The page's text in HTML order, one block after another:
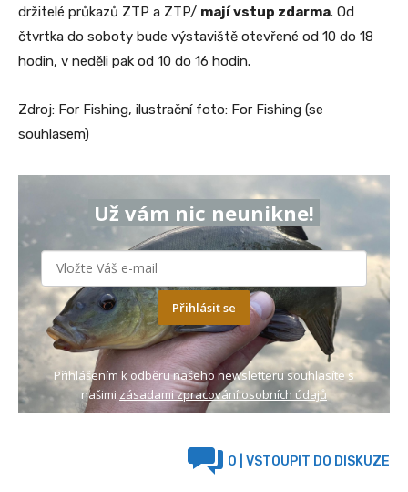
držitelé průkazů ZTP a ZTP/ mají vstup zdarma. Od
čtvrtka do soboty bude výstaviště otevřené od 10 do 18
hodin, v neděli pak od 10 do 16 hodin.
Zdroj: For Fishing, ilustrační foto: For Fishing (se
souhlasem)
Už vám nic neunikne!
Přihlásit se
Přihlášením k odběru našeho newsletteru souhlasíte s
našimi zásadami zpracování osobních údajů
0 | VSTOUPIT DO DISKUZE